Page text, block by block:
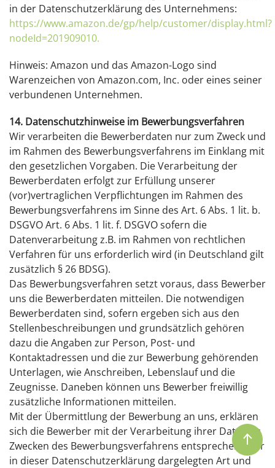
in der Datenschutzerklärung des Unternehmens:
https://www.amazon.de/gp/help/customer/display.html?
nodeId=201909010.
Hinweis: Amazon und das Amazon-Logo sind
Warenzeichen von Amazon.com, Inc. oder eines seiner
verbundenen Unternehmen.
14. Datenschutzhinweise im Bewerbungsverfahren
Wir verarbeiten die Bewerberdaten nur zum Zweck und
im Rahmen des Bewerbungsverfahrens im Einklang mit
den gesetzlichen Vorgaben. Die Verarbeitung der
Bewerberdaten erfolgt zur Erfüllung unserer
(vor)vertraglichen Verpflichtungen im Rahmen des
Bewerbungsverfahrens im Sinne des Art. 6 Abs. 1 lit. b.
DSGVO Art. 6 Abs. 1 lit. f. DSGVO sofern die
Datenverarbeitung z.B. im Rahmen von rechtlichen
Verfahren für uns erforderlich wird (in Deutschland gilt
zusätzlich § 26 BDSG).
Das Bewerbungsverfahren setzt voraus, dass Bewerber
uns die Bewerberdaten mitteilen. Die notwendigen
Bewerberdaten sind, sofern ergeben sich aus den
Stellenbeschreibungen und grundsätzlich gehören
dazu die Angaben zur Person, Post- und
Kontaktadressen und die zur Bewerbung gehörenden
Unterlagen, wie Anschreiben, Lebenslauf und die
Zeugnisse. Daneben können uns Bewerber freiwillig
zusätzliche Informationen mitteilen.
Mit der Übermittlung der Bewerbung an uns, erklären
sich die Bewerber mit der Verarbeitung ihrer Daten zu
Zwecken des Bewerbungsverfahrens entsprechend der
in dieser Datenschutzerklärung dargelegten Art und